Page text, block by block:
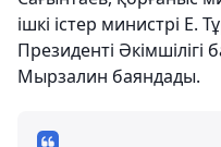
ішкі істер министрі Е.
Президенті
Мырзалин баяндады.